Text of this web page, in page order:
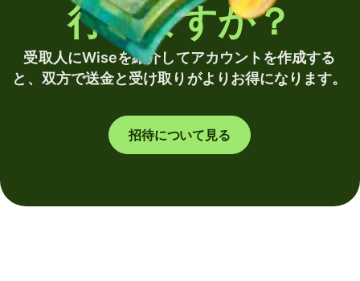
行いますか？
受取人にWiseを紹介してアカウントを作成する
と、双方で送金と受け取りがよりお得になります。
招待について見る